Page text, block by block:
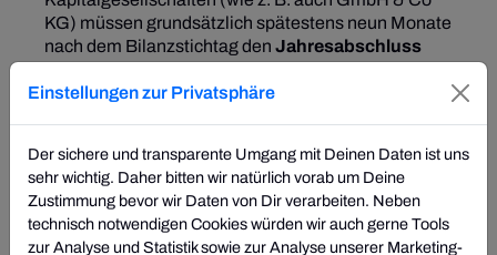
KG) müssen grundsätzlich spätestens neun Monate
nach dem Bilanzstichtag den Jahresabschluss
Unternehmerinnen und Unternehmer mit
versäumt, so hat das Firmenbuchgericht
Zwangsstrafen gegenüber der Gesellschaft und
deren gesetzlichen Vertretern (Geschäftsführenden)
zu verhängen.
Einstellungen zur Privatsphäre
Der sichere und transparente Umgang mit Deinen Daten ist uns
sehr wichtig. Daher bitten wir natürlich vorab um Deine
Zustimmung bevor wir Daten von Dir verarbeiten. Neben
technisch notwendigen Cookies würden wir auch gerne Tools
zur Analyse und Statistik sowie zur Analyse unserer Marketing-